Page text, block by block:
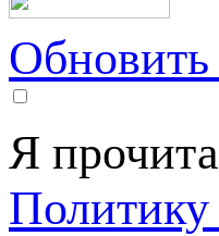
Обновить
Я